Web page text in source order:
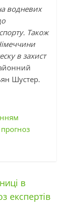
водневих
Також
в захист
Шустер.
в
експертів